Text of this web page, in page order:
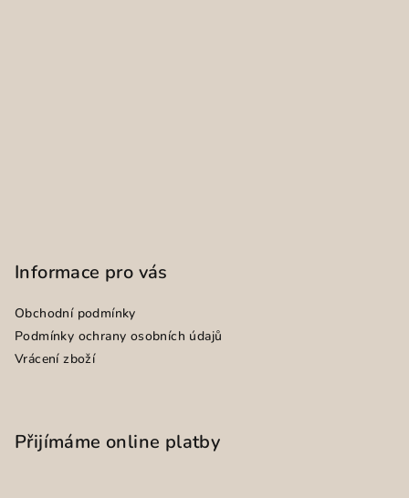
Informace pro vás
Obchodní podmínky
Podmínky ochrany osobních údajů
Vrácení zboží
Přijímáme online platby